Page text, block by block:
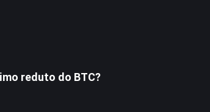
reduto do BTC?